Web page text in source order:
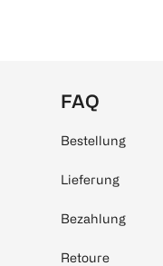
FAQ
Bestellung
Lieferung
Bezahlung
Retoure